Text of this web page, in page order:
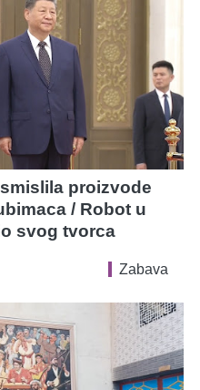
proizvode
/ Robot u
svog tvorca
Zabava